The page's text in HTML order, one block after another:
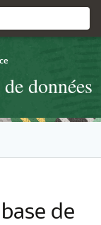
données
de